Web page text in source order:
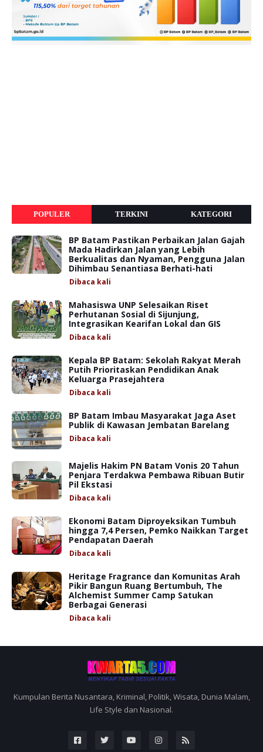
POPULER TERKINI KATEGORI
BP Batam Pastikan Perbaikan Jalan Gajah
Mada Hadirkan Jalan yang Lebih
Berkualitas dan Nyaman, Pengguna Jalan
Dihimbau Senantiasa Berhati-hati
Dibaca kali
Mahasiswa UNP Selesaikan Riset
Perhutanan Sosial di Sijunjung,
Integrasikan Kearifan Lokal dan GIS
Dibaca kali
Kepala BP Batam: Sekolah Rakyat Merah
Putih Prioritaskan Pendidikan Anak
Keluarga Prasejahtera
Dibaca kali
BP Batam Imbau Masyarakat Jaga Aset
Publik di Kawasan Jembatan Barelang
Dibaca kali
Majelis Hakim PN Batam Vonis 20 Tahun
Penjara Terdakwa Pembawa Ribuan Butir
Pil Ekstasi
Dibaca kali
Ekonomi Batam Diproyeksikan Tumbuh
hingga 7,4 Persen, Pemko Naikkan Target
Pendapatan Daerah
Dibaca kali
Heritage Fragrance dan Komunitas Arah
Pikir Bangun Ruang Bertumbuh, The
Alchemist Summer Camp Satukan
Berbagai Generasi
Dibaca kali
Kumpulan Berita Nusantara, Kriminal, Politik, Wisata, Dunia Malam,
Life Style dan Nasional.